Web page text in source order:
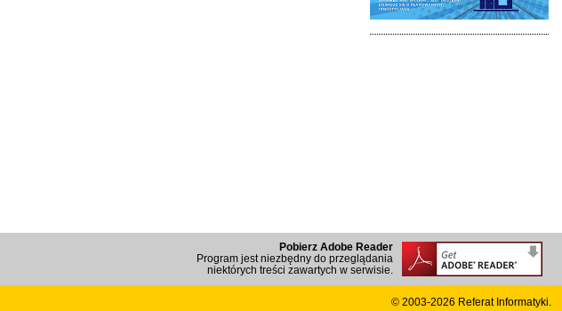
Pobierz Adobe Reader
Program jest niezbędny do przeglądania
niektórych treści zawartych w serwisie.
© 2003-2026 Referat Informatyki.